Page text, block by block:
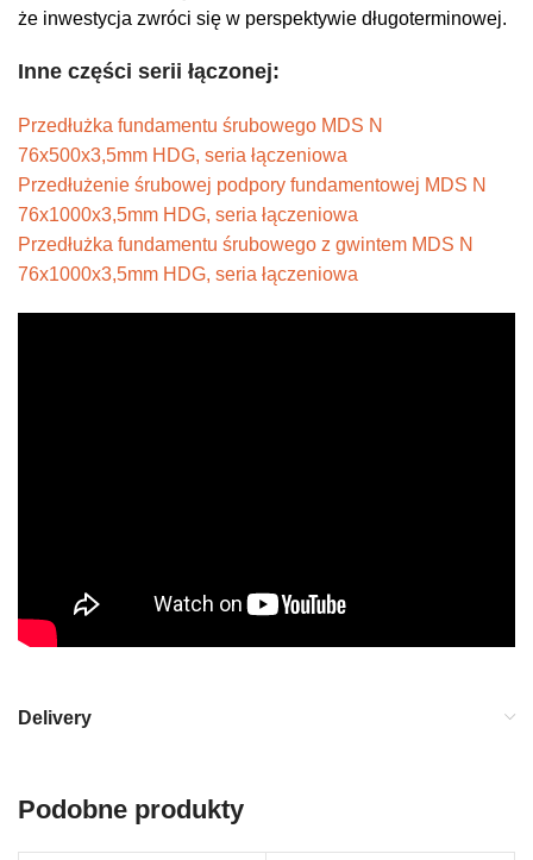
że inwestycja zwróci się w perspektywie długoterminowej.
Inne części serii łączonej:
Przedłużka fundamentu śrubowego MDS N
76x500x3,5mm HDG, seria łączeniowa
Przedłużenie śrubowej podpory fundamentowej MDS N
76x1000x3,5mm HDG, seria łączeniowa
Przedłużka fundamentu śrubowego z gwintem MDS N
76x1000x3,5mm HDG, seria łączeniowa
Delivery
Podobne produkty